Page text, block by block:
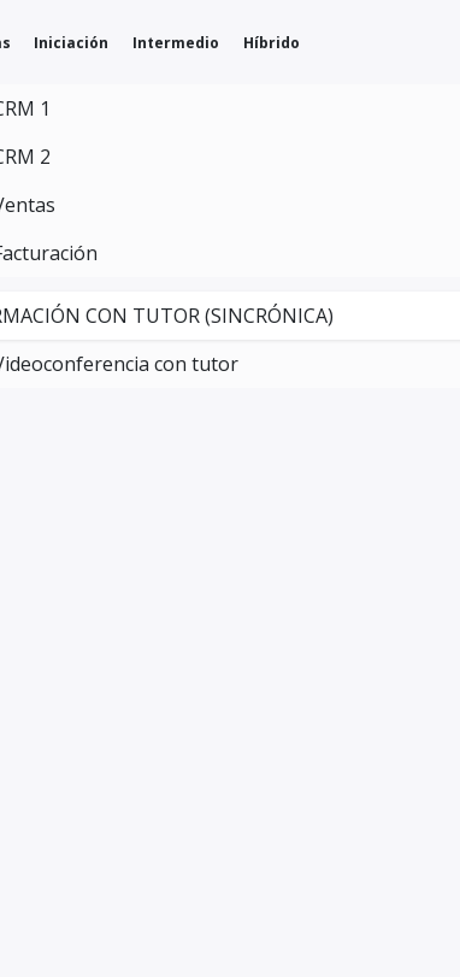
Iniciación Intermedio Híbrido
1
2
CON TUTOR (SINCRÓNICA)
con tutor